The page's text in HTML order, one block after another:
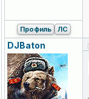
Профиль ЛС
DJBaton